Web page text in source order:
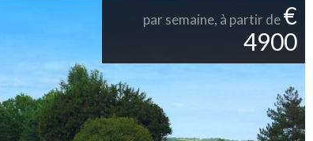
par semaine, à partir de€
4900